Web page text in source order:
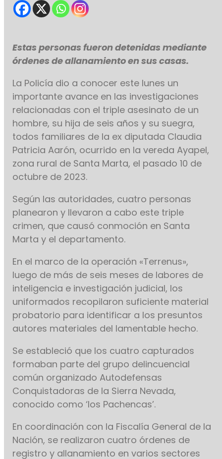
Estas personas fueron detenidas mediante
órdenes de allanamiento en sus casas.
La Policía dio a conocer este lunes un
importante avance en las investigaciones
relacionadas con el triple asesinato de un
hombre, su hija de seis años y su suegra,
todos familiares de la ex diputada Claudia
Patricia Aarón, ocurrido en la vereda Ayapel,
zona rural de Santa Marta, el pasado 10 de
octubre de 2023.
Según las autoridades, cuatro personas
planearon y llevaron a cabo este triple
crimen, que causó conmoción en Santa
Marta y el departamento.
En el marco de la operación «Terrenus»,
luego de más de seis meses de labores de
inteligencia e investigación judicial, los
uniformados recopilaron suficiente material
probatorio para identificar a los presuntos
autores materiales del lamentable hecho.
Se estableció que los cuatro capturados
formaban parte del grupo delincuencial
común organizado Autodefensas
Conquistadoras de la Sierra Nevada,
conocido como ‘los Pachencas’.
En coordinación con la Fiscalía General de la
Nación, se realizaron cuatro órdenes de
registro y allanamiento en varios sectores